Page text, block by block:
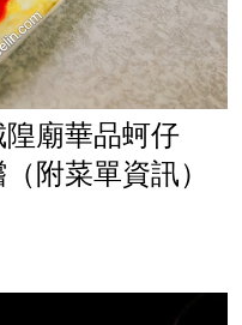
廟華品蚵仔
附菜單資訊）